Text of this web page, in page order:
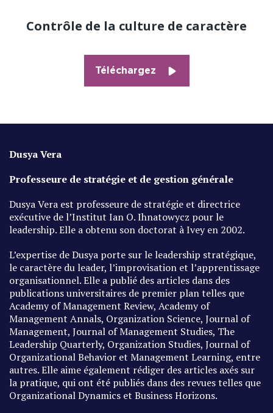
Contrôle de la culture de caractère
Téléchargez
Dusya Vera
Professeure de stratégie et de gestion générale
Dusya Vera est professeure de stratégie et directrice
exécutive de l’Institut Ian O. Ihnatowycz pour le
leadership. Elle a obtenu son doctorat à Ivey en 2002.
L’expertise de Dusya porte sur le leadership stratégique,
le caractère du leader, l’improvisation et l’apprentissage
organisationnel. Elle a publié des articles dans des
publications universitaires de premier plan telles que
Academy of Management Review, Academy of
Management Annals, Organization Science, Journal of
Management, Journal of Management Studies, The
Leadership Quarterly, Organization Studies, Journal of
Organizational Behavior et Management Learning, entre
autres. Elle aime également rédiger des articles axés sur
la pratique, qui ont été publiés dans des revues telles que
Organizational Dynamics et Business Horizons.